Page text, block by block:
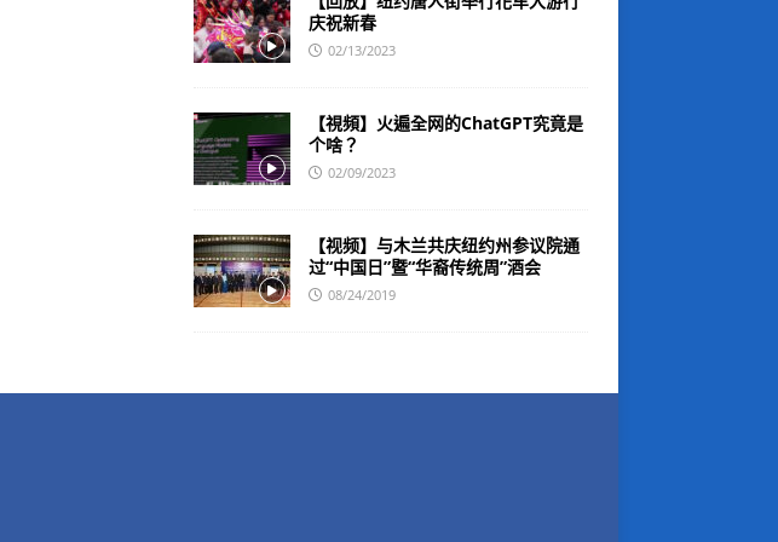
庆祝新春
02/13/2023
【視頻】火遍全网的ChatGPT究竟是
个啥？
02/09/2023
【视频】与木兰共庆纽约州参议院通
过“中国日”暨“华裔传统周”酒会
08/24/2019